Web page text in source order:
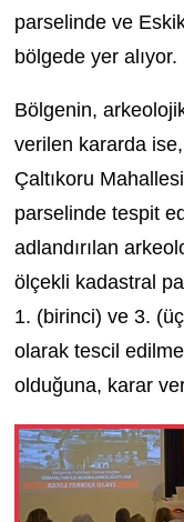
parselinde ve
bölgede yer alıyor.
Bölgenin,
verilen kararda
Çaltıkoru
parselinde tespit
adlandırılan
ölçekli kadastral
1. (birinci) ve 3.
olarak tescil
olduğuna, karar